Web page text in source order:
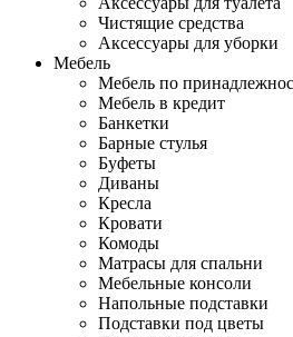
Чистящие средства
Аксессуары для уборки
Мебель
Мебель по
Мебель в кредит
Банкетки
Барные стулья
Буфеты
Диваны
Кресла
Кровати
Комоды
Матрасы для спальни
Мебельные консоли
Напольные подставки
Подставки под цветы